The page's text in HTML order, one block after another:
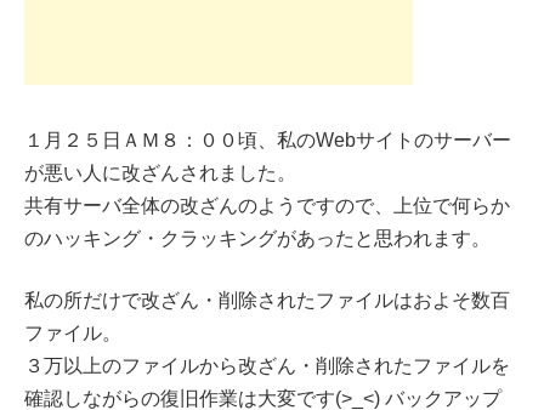
１月２５日ＡＭ８：００頃、私のWebサイトのサーバー
が悪い人に改ざんされました。
共有サーバ全体の改ざんのようですので、上位で何らか
のハッキング・クラッキングがあったと思われます。
私の所だけで改ざん・削除されたファイルはおよそ数百
ファイル。
３万以上のファイルから改ざん・削除されたファイルを
確認しながらの復旧作業は大変です(>_<) バックアップ